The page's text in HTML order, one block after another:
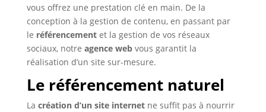
vous offrez une prestation clé en main. De la
conception à la gestion de contenu, en passant par
le référencementet la gestion de vos réseaux
sociaux, notre agence webvous garantit la
réalisation d’un site sur-mesure.
Le référencement naturel
La création d’un site internetne suffit pas à nourrir